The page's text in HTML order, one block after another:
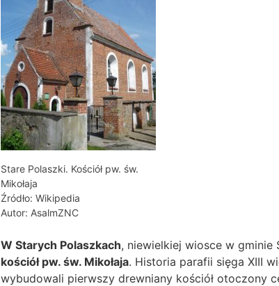
Stare Polaszki. Kościół pw. św.
Mikołaja
Źródło: Wikipedia
Autor: AsalmZNC
W Starych Polaszkach, niewielkiej wiosce w gminie
kościół pw. św. Mikołaja. Historia parafii sięga XIII
wybudowali pierwszy drewniany kościół otoczony